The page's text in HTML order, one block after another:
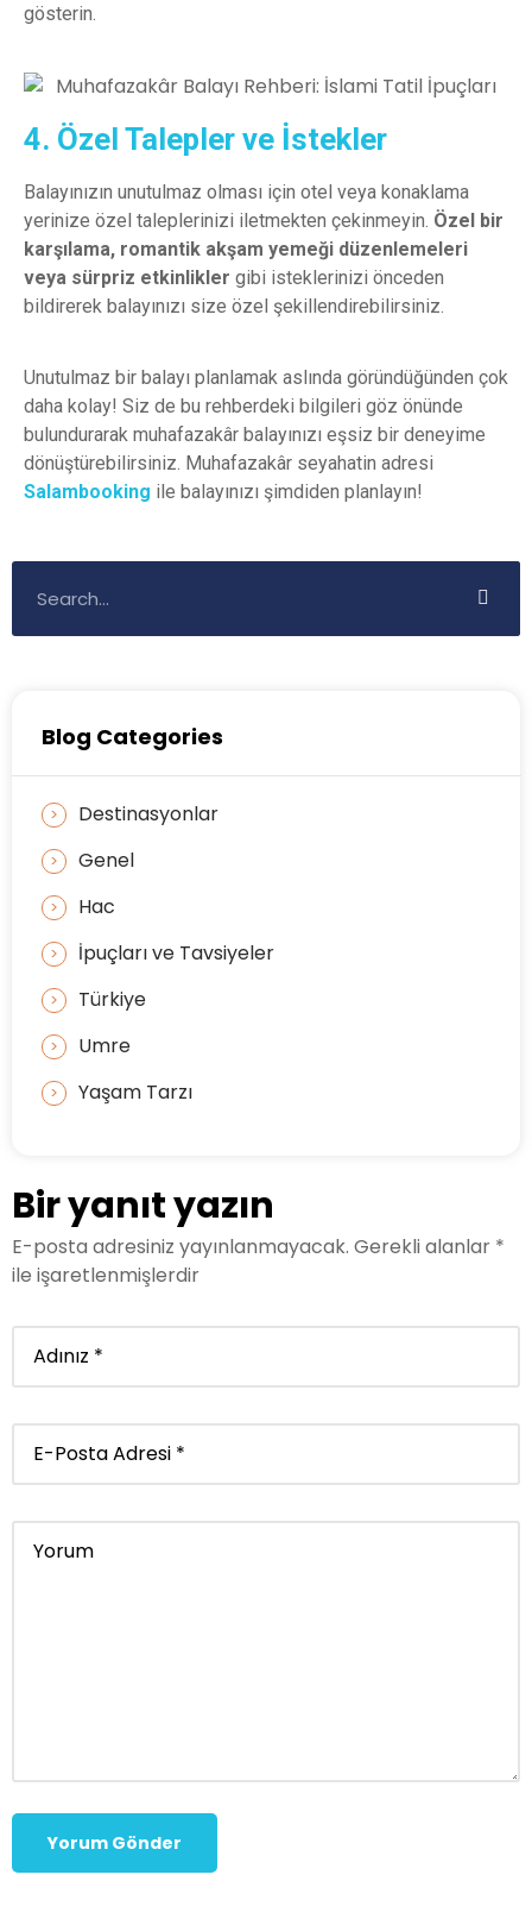
gösterin.
4. Özel Talepler ve İstekler
Balayınızın unutulmaz olması için otel veya konaklama
yerinize özel taleplerinizi iletmekten çekinmeyin. Özel bir
karşılama, romantik akşam yemeği düzenlemeleri
veya sürpriz etkinlikler gibi isteklerinizi önceden
bildirerek balayınızı size özel şekillendirebilirsiniz.
Unutulmaz bir balayı planlamak aslında göründüğünden çok
daha kolay! Siz de bu rehberdeki bilgileri göz önünde
bulundurarak muhafazakâr balayınızı eşsiz bir deneyime
dönüştürebilirsiniz. Muhafazakâr seyahatin adresi
Salambooking ile balayınızı şimdiden planlayın!
Blog Categories
Destinasyonlar
Genel
Hac
İpuçları ve Tavsiyeler
Türkiye
Umre
Yaşam Tarzı
Bir yanıt yazın
E-posta adresiniz yayınlanmayacak. Gerekli alanlar *
ile işaretlenmişlerdir